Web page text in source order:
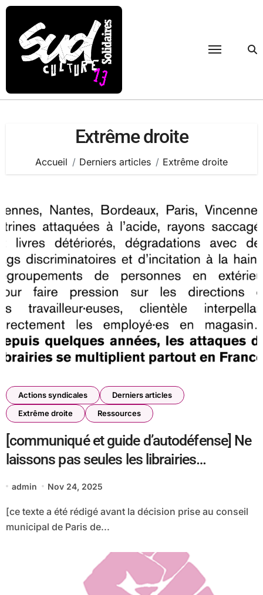
Passer
contenu
Extrême droite
Accueil Derniers articles Extrême droite
Actions syndicales
Derniers articles
Extrême droite
Ressources
[communiqué et guide d’autodéfense] Ne
laissons pas seules les librairies
d’extrême droite !
admin Nov 24, 2025
[ce texte a été rédigé avant la décision prise au conseil
municipal de Paris de...